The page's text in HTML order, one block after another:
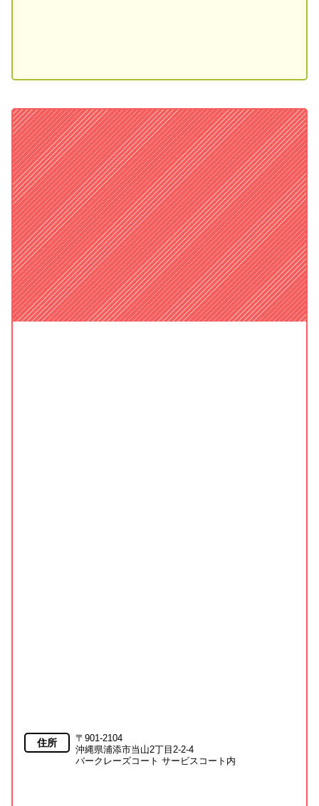
住所
〒901-2104
沖縄県浦添市当山2丁目2-2-4
バークレーズコート サービスコート内